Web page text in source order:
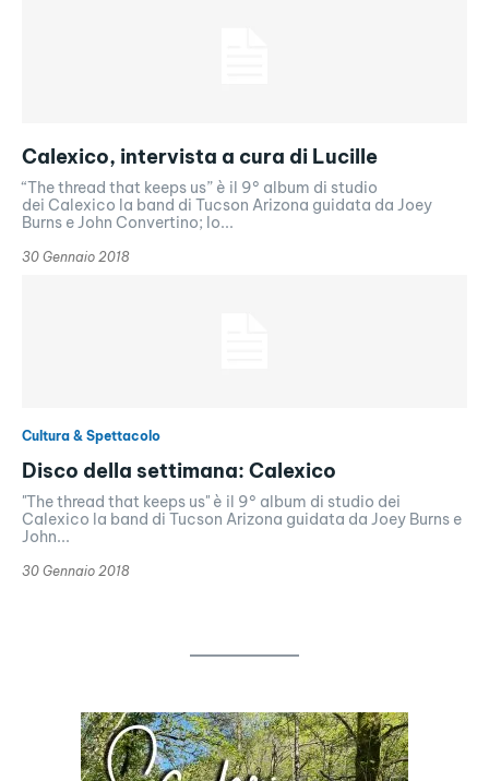
Calexico, intervista a cura di Lucille
“The thread that keeps us” è il 9° album di studio
dei Calexico la band di Tucson Arizona guidata da Joey
Burns e John Convertino; lo...
30 Gennaio 2018
Cultura & Spettacolo
Disco della settimana: Calexico
"The thread that keeps us" è il 9° album di studio dei
Calexico la band di Tucson Arizona guidata da Joey Burns e
John...
30 Gennaio 2018